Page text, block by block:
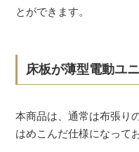
とができます。
床板が薄型電動ユ
本商品は、通常は布張り
はめこんだ仕様になって